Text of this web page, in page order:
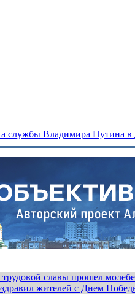
службы Владимира Путина в
славы прошел
жителей с Днем